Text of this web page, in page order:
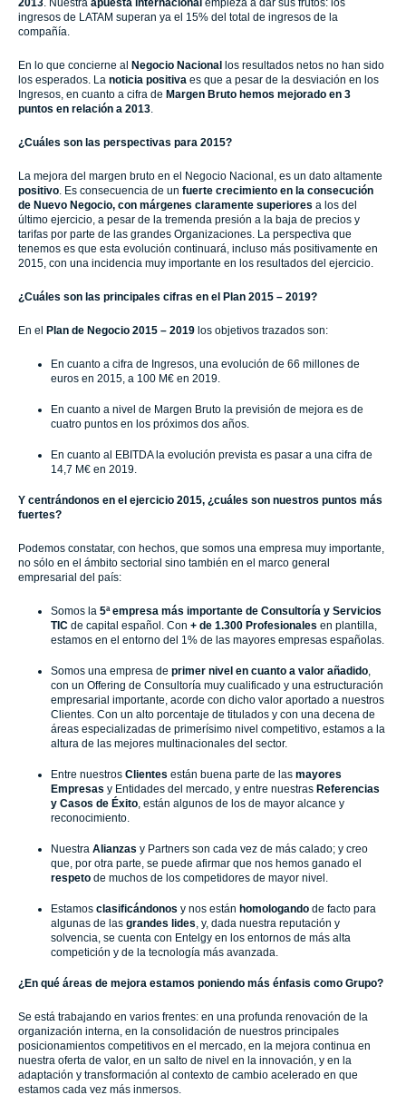
ingresos de LATAM superan ya el 15% del total de ingresos de la
compañía.
En lo que concierne al Negocio Nacional los resultados netos no han sido
los esperados. La noticia positiva es que a pesar de la desviación en los
Ingresos, en cuanto a cifra de Margen Bruto hemos mejorado en 3
puntos en relación a 2013
¿Cuáles son las perspectivas para 2015?
La mejora del margen bruto en el Negocio Nacional, es un dato altamente
positivo . Es consecuencia de un fuerte crecimiento en la consecución
de Nuevo Negocio, con márgenes claramente superiores a los del
último ejercicio, a pesar de la tremenda presión a la baja de precios y
tarifas por parte de las grandes Organizaciones. La perspectiva que
tenemos es que esta evolución continuará, incluso más positivamente en
2015, con una incidencia muy importante en los resultados del ejercicio.
¿Cuáles son las principales cifras en el Plan 2015 – 2019?
En el Plan de Negocio 2015 – 2019 los objetivos trazados son:
En cuanto a cifra de Ingresos, una evolución de 66 millones de
euros en 2015, a 100 M€ en 2019.
En cuanto a nivel de Margen Bruto la previsión de mejora es de
cuatro puntos en los próximos dos años.
En cuanto al EBITDA la evolución prevista es pasar a una cifra de
14,7 M€ en 2019.
Y centrándonos en el ejercicio 2015, ¿cuáles son nuestros puntos más
fuertes?
Podemos constatar, con hechos, que somos una empresa muy importante,
no sólo en el ámbito sectorial sino también en el marco general
empresarial del país:
Somos la 5ª empresa más importante de Consultoría y Servicios
TIC de capital español. Con + de 1.300 Profesionales en plantilla,
estamos en el entorno del 1% de las mayores empresas españolas.
Somos una empresa de primer nivel en cuanto a valor añadido
con un Offering de Consultoría muy cualificado y una estructuración
empresarial importante, acorde con dicho valor aportado a nuestros
Clientes. Con un alto porcentaje de titulados y con una decena de
áreas especializadas de primerísimo nivel competitivo, estamos a la
altura de las mejores multinacionales del sector.
Entre nuestros Clientes están buena parte de las mayores
Empresas y Entidades del mercado, y entre nuestras Referencias
y Casos de Éxito , están algunos de los de mayor alcance y
reconocimiento.
Nuestra Alianzas y Partners son cada vez de más calado; y creo
que, por otra parte, se puede afirmar que nos hemos ganado el
respeto de muchos de los competidores de mayor nivel.
Estamos clasificándonos y nos están homologando de facto para
algunas de las grandes lides , y, dada nuestra reputación y
solvencia, se cuenta con Entelgy en los entornos de más alta
competición y de la tecnología más avanzada.
¿En qué áreas de mejora estamos poniendo más énfasis como Grupo?
Se está trabajando en varios frentes: en una profunda renovación de la
organización interna, en la consolidación de nuestros principales
posicionamientos competitivos en el mercado, en la mejora continua en
nuestra oferta de valor, en un salto de nivel en la innovación, y en la
adaptación y transformación al contexto de cambio acelerado en que
estamos cada vez más inmersos.